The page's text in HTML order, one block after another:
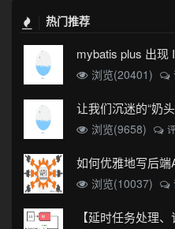
热门推荐
浏览(20401)
让我们沉迷的“奶
浏览(9658)
如何优雅地写后端
浏览(10037)